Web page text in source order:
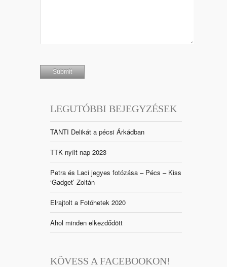
LEGUTÓBBI BEJEGYZÉSEK
TANTI Delikát a pécsi Árkádban
TTK nyílt nap 2023
Petra és Laci jegyes fotózása – Pécs – Kiss
‘Gadget’ Zoltán
Elrajtolt a Fotóhetek 2020
Ahol minden elkezdődött
KÖVESS A FACEBOOKON!